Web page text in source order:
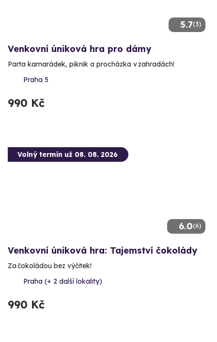
5.7(3)
Venkovní úniková hra pro dámy
Parta kamarádek, piknik a procházka v zahradách!
Praha 5
990 Kč
6.0(6)
Volný termín už 08. 08. 2026
Venkovní úniková hra: Tajemství čokolády
Za čokoládou bez výčitek!
Praha (+ 2 další lokality)
990 Kč